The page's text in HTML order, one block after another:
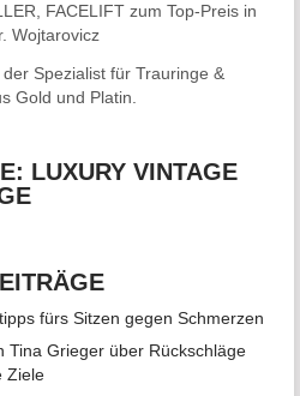
FACELIFT zum Top-Preis in
Wojtarovicz
der Spezialist für Trauringe &
Gold und Platin.
LUXURY VINTAGE
fürs Sitzen gegen Schmerzen
Tina Grieger über Rückschläge
Ziele